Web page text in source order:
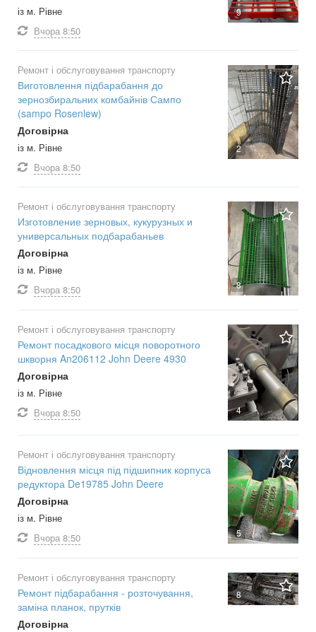
9
із м. Рівне
Вчора 8:50
2
Ремонт і обслуговування транспорту
Виготовлення підбарабання до
зернозбиральних комбайнів Сампо
(sampo Rosenlew)
Договірна
із м. Рівне
Вчора 8:50
8
Ремонт і обслуговування транспорту
Изготовление зерновых, кукурузных и
универсальных подбарабаньев
Договірна
із м. Рівне
Вчора 8:50
4
Ремонт і обслуговування транспорту
Ремонт посадкового місця поворотного
шкворня An206112 John Deere 4930
Договірна
із м. Рівне
Вчора 8:50
5
Ремонт і обслуговування транспорту
Відновлення місця під підшипник корпуса
редуктора De19785 John Deere
Договірна
із м. Рівне
Вчора 8:50
8
Ремонт і обслуговування транспорту
Ремонт підбарабання - розточування,
заміна планок, прутків
Договірна